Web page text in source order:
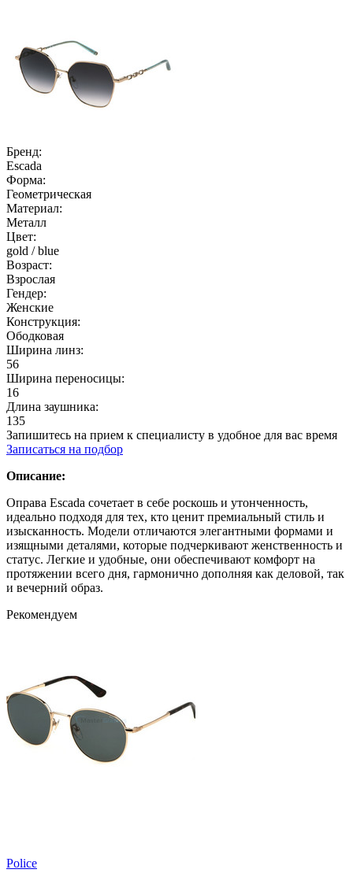
Бренд:
Escada
Форма:
Геометрическая
Материал:
Металл
Цвет:
gold / blue
Возраст:
Взрослая
Гендер:
Женские
Конструкция:
Ободковая
Ширина линз:
56
Ширина переносицы:
16
Длина заушника:
135
Запишитесь на прием к специалисту в удобное для вас время
Записаться на подбор
Описание:
Оправа Escada сочетает в себе роскошь и утонченность,
идеально подходя для тех, кто ценит премиальный стиль и
изысканность. Модели отличаются элегантными формами и
изящными деталями, которые подчеркивают женственность и
статус. Легкие и удобные, они обеспечивают комфорт на
протяжении всего дня, гармонично дополняя как деловой, так
и вечерний образ.
Рекомендуем
Police